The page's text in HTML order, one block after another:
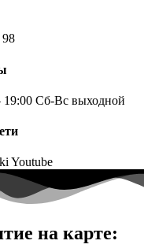
98
Сб-Вс выходной
Youtube
на карте: